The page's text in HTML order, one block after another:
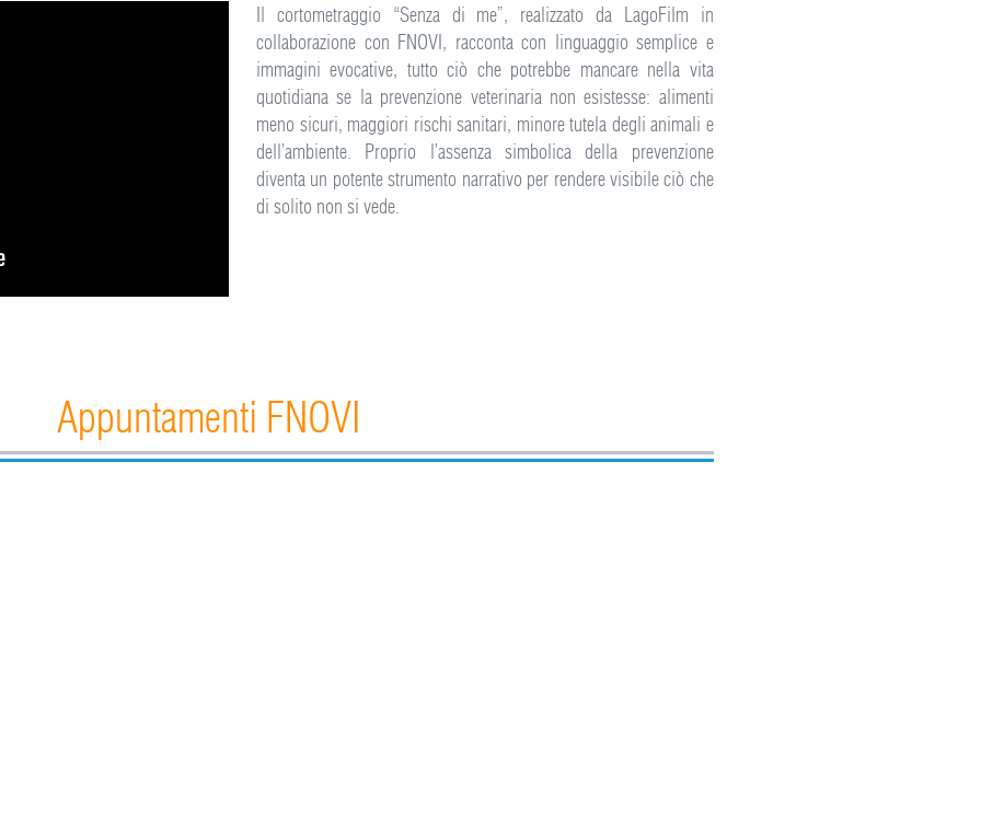
Il cortometraggio “Senza di me”, realizzato da LagoFilm in
collaborazione con FNOVI, racconta con linguaggio semplice e
immagini evocative, tutto ciò che potrebbe mancare nella vita
quotidiana se la prevenzione veterinaria non esistesse: alimenti
meno sicuri, maggiori rischi sanitari, minore tutela degli animali e
dell’ambiente. Proprio l’assenza simbolica della prevenzione
diventa un potente strumento narrativo per rendere visibile ciò che
di solito non si vede.
Appuntamenti FNOVI